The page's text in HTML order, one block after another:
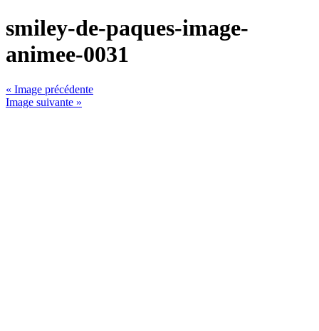
smiley-de-paques-image-
animee-0031
« Image précédente
Image suivante »